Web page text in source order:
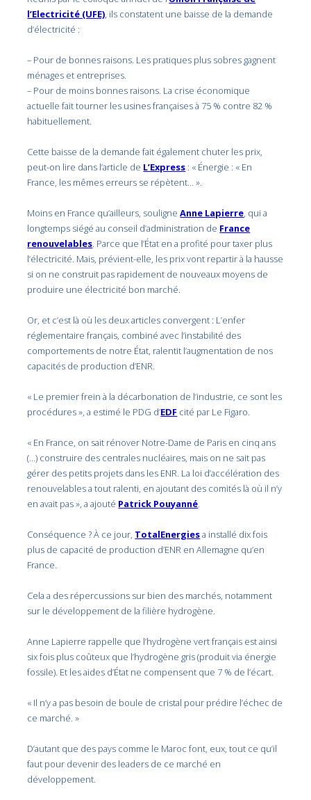
l’Electricité (UFE), ils constatent une baisse de la demande
d’électricité :
– Pour de bonnes raisons. Les pratiques plus sobres gagnent
ménages et entreprises.
– Pour de moins bonnes raisons. La crise économique
actuelle fait tourner les usines françaises à 75 % contre 82 %
habituellement.
Cette baisse de la demande fait également chuter les prix,
peut-on lire dans l’article de L’Express : « Énergie : « En
France, les mêmes erreurs se répètent… ».
Moins en France qu’ailleurs, souligneAnne Lapierre, qui a
longtemps siégé au conseil d’administration de France
renouvelables. Parce que l’État en a profité pour taxer plus
l’électricité. Mais, prévient-elle, les prix vont repartir à la hausse
si on ne construit pas rapidement de nouveaux moyens de
produire une électricité bon marché.
Or, et c’est là où les deux articles convergent : L’enfer
réglementaire français, combiné avec l’instabilité des
comportements de notre État, ralentit l’augmentation de nos
capacités de production d’ENR.
« Le premier frein à la décarbonation de l’industrie, ce sont les
procédures », a estimé le PDG d’EDF cité par Le Figaro.
« En France, on sait rénover Notre-Dame de Paris en cinq ans
(…) construire des centrales nucléaires, mais on ne sait pas
gérer des petits projets dans les ENR. La loi d’accélération des
renouvelables a tout ralenti, en ajoutant des comités là où il n’y
en avait pas », a ajouté Patrick Pouyanné.
Conséquence ? À ce jour, TotalEnergiesa installé dix fois
plus de capacité de production d’ENR en Allemagne qu’en
France.
Cela a des répercussions sur bien des marchés, notamment
sur le développement de la filière hydrogène.
Anne Lapierre rappelle que l’hydrogène vert français est ainsi
six fois plus coûteux que l’hydrogène gris (produit via énergie
fossile). Et les aides d’État ne compensent que 7 % de l’écart.
« Il n’y a pas besoin de boule de cristal pour prédire l’échec de
ce marché. »
D’autant que des pays comme le Maroc font, eux, tout ce qu’il
faut pour devenir des leaders de ce marché en
développement.